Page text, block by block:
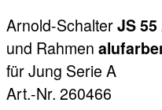
Arnold-SchalterJS 55
und Rahmen
für Jung Serie A
Art.-Nr. 260466